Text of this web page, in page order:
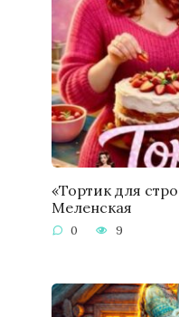
«Тортик для
Меленская
0 9